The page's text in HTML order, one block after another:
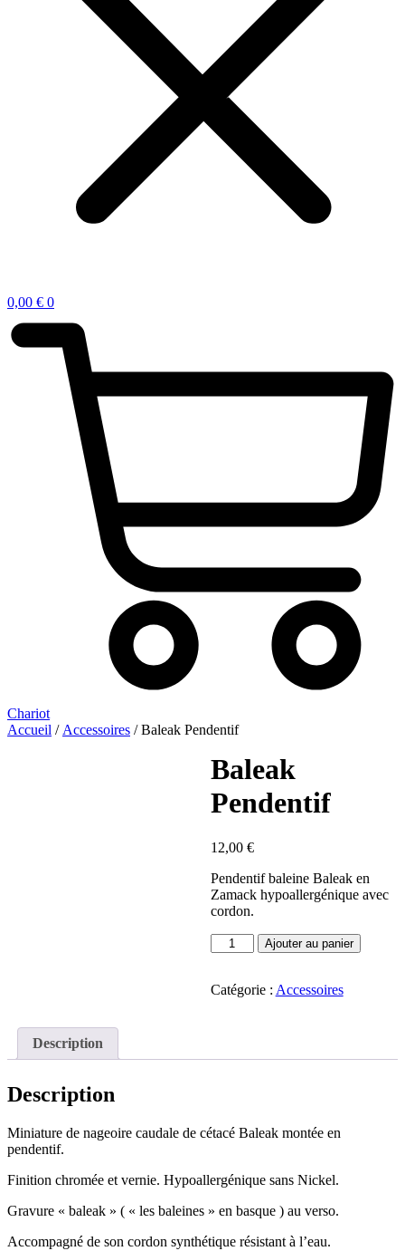
0,00 € 0
Chariot
Accueil / Accessoires / Baleak Pendentif
Baleak
Pendentif
12,00 €
Pendentif baleine Baleak en
Zamack hypoallergénique avec
cordon.
quantité
de
Pendentif
Ajouter au panier
Catégorie : Accessoires
Description
Description
Miniature de nageoire caudale de cétacé Baleak montée en
pendentif.
Finition chromée et vernie. Hypoallergénique sans Nickel.
Gravure « baleak » ( « les baleines » en basque ) au verso.
Accompagné de son cordon synthétique résistant à l’eau.